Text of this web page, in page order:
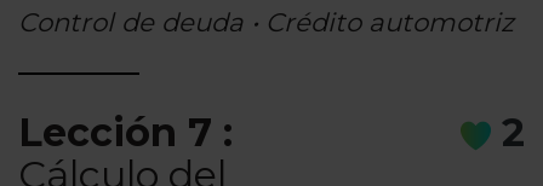
Control de deuda • Crédito automotriz
Lección 7 :
Cálculo del
2